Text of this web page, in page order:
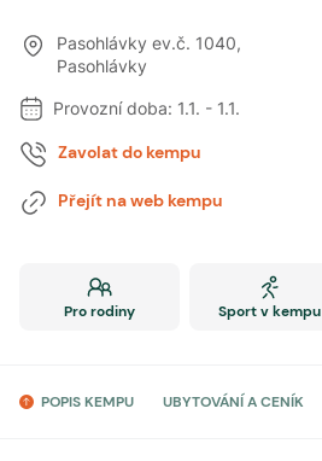
Pasohlávky ev.č. 1040,
Pasohlávky
Provozní doba: 1.1. - 1.1.
Zavolat do kempu
Přejít na web kempu
Pro rodiny Sport v kempu
POPIS KEMPU UBYTOVÁNÍ A CENÍK